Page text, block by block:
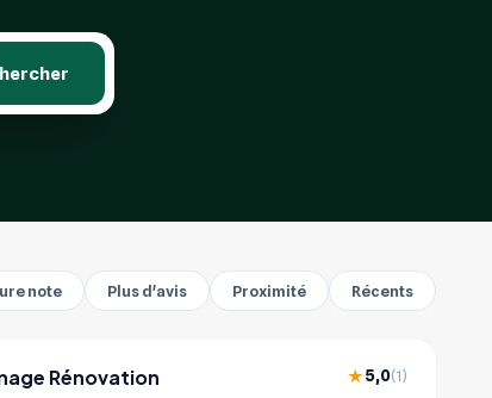
note Plus d'avis Proximité Récents
Rénovation ★5,0(1)